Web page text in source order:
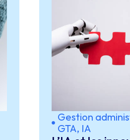
Gestion
GTA, IA